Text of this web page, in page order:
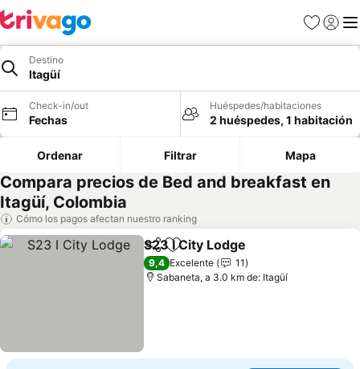
Favoritos
Iniciar
Destino
Itagüí
Check-in/out
Fechas
Huéspedes/habitaciones
2 huéspedes, 1 habitación
Ordenar Filtrar Mapa
Compara precios de Bed and breakfast en
Itagüí, Colombia
Cómo los pagos afectan nuestro ranking
CompartirAgregar a favoritos
S23 I City Lodge
9,4 Excelente
11
Sabaneta, a 3.0 km de: Itagüí